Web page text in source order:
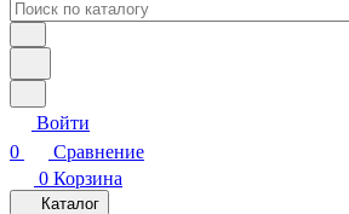
Войти
0
Сравнение
0 Корзина
Каталог